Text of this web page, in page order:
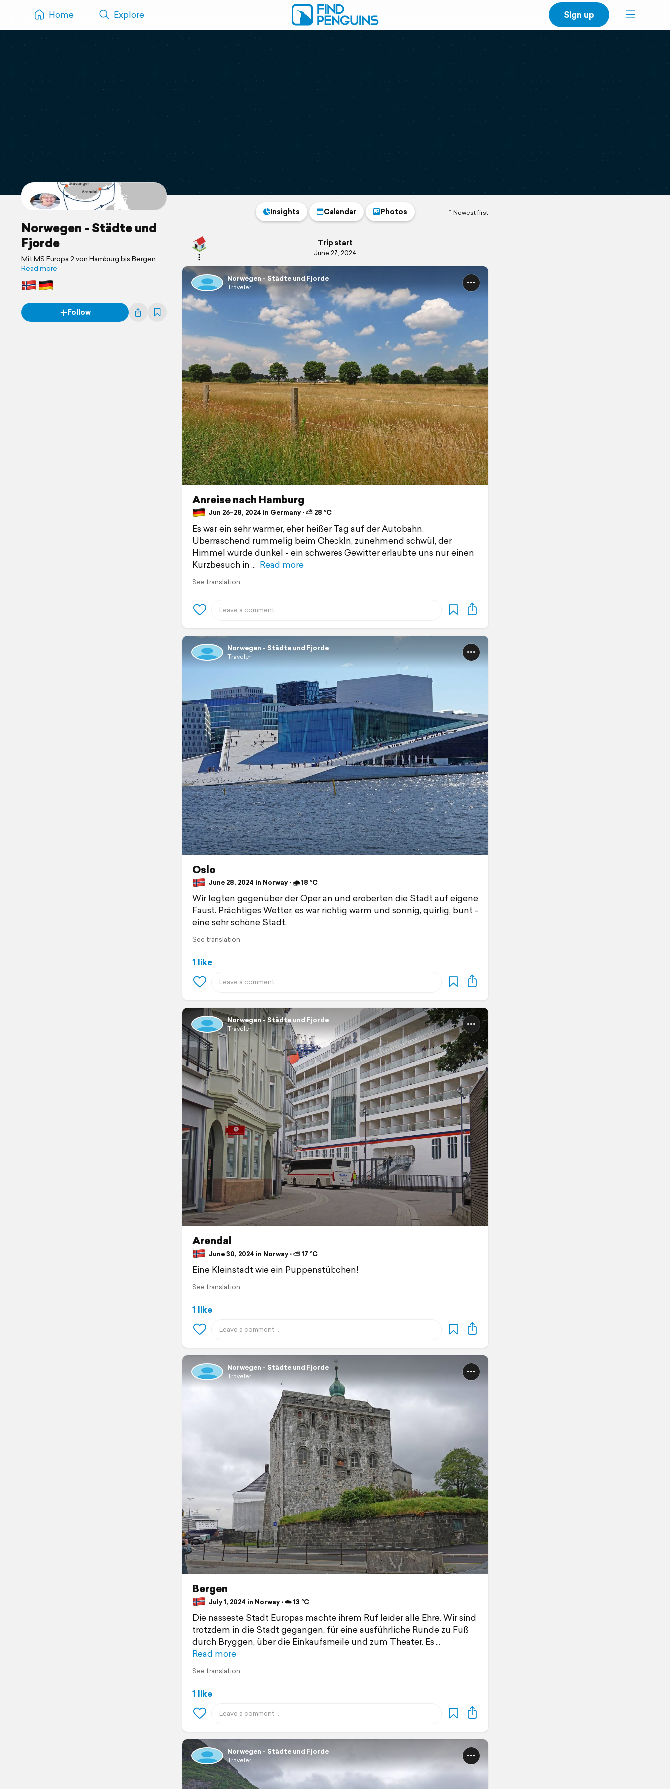
Home Explore Sign up
Norwegen - Städte und
Fjorde
Mit MS Europa 2 von Hamburg bis Bergen
und retour
Read more
Follow
Newest first
Insights Calendar Photos
Trip start
June 27, 2024
Norwegen - Städte und Fjorde
Traveler
Anreise nach Hamburg
Jun 26–28, 2024 in Germany ⋅ ⛅ 28 °C
Es war ein sehr warmer, eher heißer Tag auf der Autobahn.
Überraschend rummelig beim CheckIn, zunehmend schwül, der
Himmel wurde dunkel - ein schweres Gewitter erlaubte uns nur einen
Kurzbesuch in
Read more
See translation
Norwegen - Städte und Fjorde
Traveler
Oslo
June 28, 2024 in Norway ⋅ 🌧 18 °C
Wir legten gegenüber der Oper an und eroberten die Stadt auf eigene
Faust. Prächtiges Wetter, es war richtig warm und sonnig, quirlig, bunt -
eine sehr schöne Stadt.
See translation
1 like
Norwegen - Städte und Fjorde
Traveler
Arendal
June 30, 2024 in Norway ⋅ ⛅ 17 °C
Eine Kleinstadt wie ein Puppenstübchen!
See translation
1 like
Norwegen - Städte und Fjorde
Traveler
Bergen
July 1, 2024 in Norway ⋅ ☁️ 13 °C
Die nasseste Stadt Europas machte ihrem Ruf leider alle Ehre. Wir sind
trotzdem in die Stadt gegangen, für eine ausführliche Runde zu Fuß
durch Bryggen, über die Einkaufsmeile und zum Theater. Es
Read more
See translation
1 like
Norwegen - Städte und Fjorde
Traveler